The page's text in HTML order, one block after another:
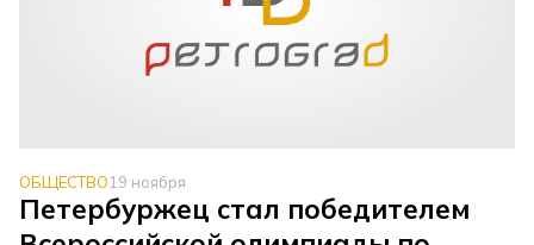
ОБЩЕСТВО19 ноября
Петербуржец стал победителем